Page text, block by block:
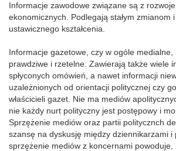
Informacje zawodowe związane są z
ekonomicznych. Podlegają stałym zmianom
ustawicznego kształcenia.
Informacje gazetowe, czy w ogóle
prawdziwe i rzetelne. Zawierają także wiele
spłyconych omówień, a nawet informacji
uzależnionych od orientacji politycznej czy
właścicieli gazet. Nie ma mediów
nie każdy nurt polityczny jest postępowy i
Sprzężenie mediów oraz partii politycznch
szansę na dyskusję między dziennikarzami i
sprzężenie mediów z koncernami